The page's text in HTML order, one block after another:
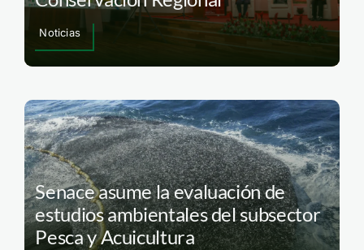
Noticias
Senace asume la evaluación de
estudios ambientales del subsector
Pesca y Acuicultura